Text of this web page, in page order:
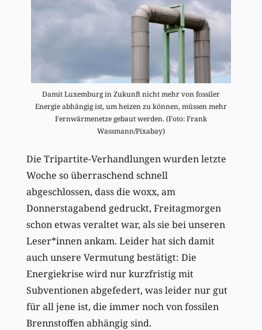
Damit Luxemburg in Zukunft nicht mehr von fossiler
Energie abhängig ist, um heizen zu können, müssen mehr
Fernwärmenetze gebaut werden. (Foto: Frank
Wassmann/Pixabay)
Die Tripartite-Verhandlungen wurden letzte
Woche so überraschend schnell
abgeschlossen, dass die woxx, am
Donnerstagabend gedruckt, Freitagmorgen
schon etwas veraltet war, als sie bei unseren
Leser*innen ankam. Leider hat sich damit
auch unsere Vermutung bestätigt: Die
Energiekrise wird nur kurzfristig mit
Subventionen abgefedert, was leider nur gut
für all jene ist, die immer noch von fossilen
Brennstoffen abhängig sind.